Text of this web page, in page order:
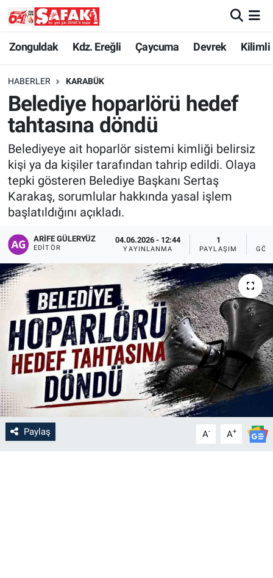
Zonguldak Kdz. Ereğli Çaycuma Devrek Kilimli
HABERLER KARABÜK
Belediye hoparlörü hedef
tahtasına döndü
Belediyeye ait hoparlör sistemi kimliği belirsiz
kişi ya da kişiler tarafından tahrip edildi. Olaya
tepki gösteren Belediye Başkanı Sertaş
Karakaş, sorumlular hakkında yasal işlem
başlatıldığını açıkladı.
ARIFE GÜLERYÜZ
EDITÖR
04.06.2026 - 12:44
YAYINLANMA
1
PAYLAŞIM
Paylaş A- A+
Zonguldak
Kdz. Ereğli
Çaycuma
Kilimli
Asayiş
Spor
Resmi İlan
Zonguldak Nöbetçi Eczaneler
Zonguldak Hava Durumu
Zonguldak Namaz Vakitleri
Süper Lig Puan Durumu ve Fikstür
Tüm Manşetler
Son Dakika Haberleri
Haber Arşivi